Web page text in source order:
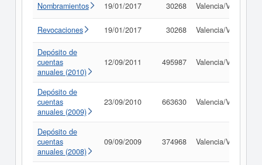
Nombramientos 19/01/2017 30268 Valencia/València
Revocaciones 19/01/2017 30268 Valencia/València
Depósito de
cuentas
anuales (2010)
12/09/2011 495987 Valencia/València
Depósito de
cuentas
anuales (2009)
23/09/2010 663630 Valencia/València
Depósito de
cuentas
anuales (2008)
09/09/2009 374968 Valencia/València